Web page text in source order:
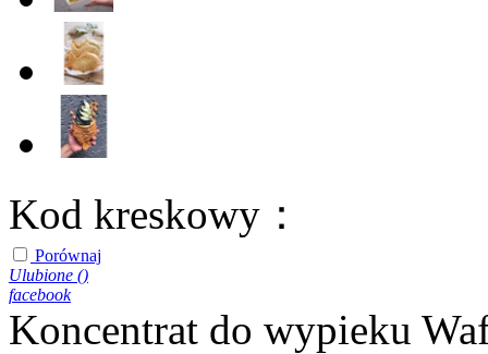
Kod kreskowy：
Porównaj
Ulubione ()
facebook
Koncentrat do wypieku